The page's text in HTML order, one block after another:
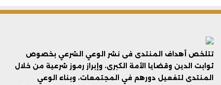
تتلخص أهداف المنتدى فى نشر الوعي الشرعي بخصوص
ثوابت الدين وقضايا الأمة الكبرى، وإبراز رموز شرعية من خلال
المنتدى لتفعيل دورهم في المجتمعات، وبناء الوعي